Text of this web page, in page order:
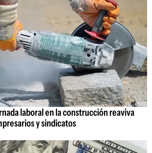
laboral en la construcción reaviva
y sindicatos